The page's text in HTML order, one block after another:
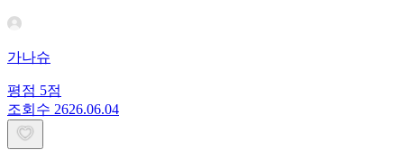
가나슈
평점 5점
조회수 2626.06.04